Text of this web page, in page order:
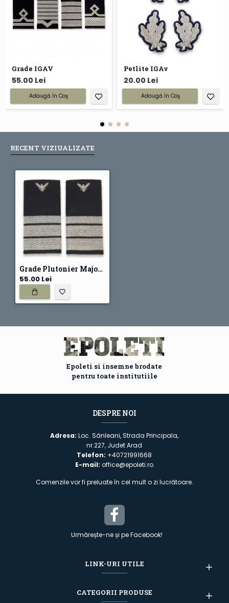
Grade IGAV
55.00 Lei
Adaugă în Coş
Petlite IGAv
20.00 Lei
Adaugă în Coş
RECENT VIZIUALIZATE
Grade Plutonier Major IGAV
55.00 Lei
Epoleti si insemne brodate
pentru toate institutiile
DESPRE NOI
Adresa:Loc. Sânleani, Strada Principala,
nr.227, Judet Arad
Telefon: +40721991668
E-mail: office@epoleti.ro
Comenzile vor fi preluate în cel mult o zi lucrătoare.
Urmărește-ne și pe Facebook!
LINK-URI UTILE
CATEGORII PRODUSE